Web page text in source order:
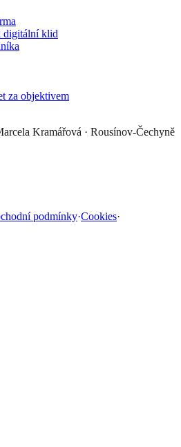
digitální klid
za objektivem
Kramářová · Rousínov-Čechyně
podmínky·Cookies·